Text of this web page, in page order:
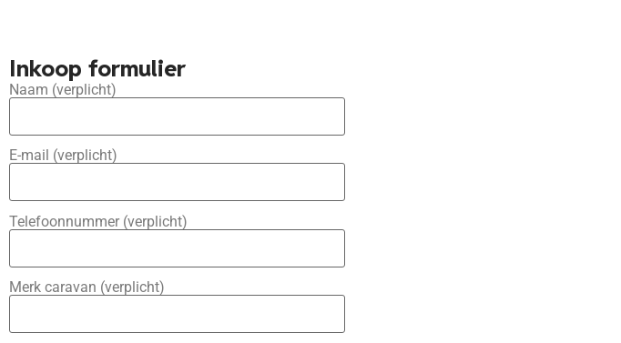
Inkoop formulier
Naam (verplicht)
E-mail (verplicht)
Telefoonnummer (verplicht)
Merk caravan (verplicht)